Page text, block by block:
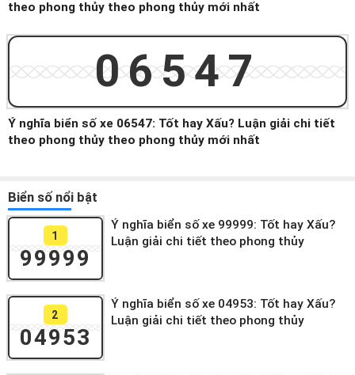
theo phong thủy theo phong thủy mới nhất
06547
Ý nghĩa biển số xe 06547: Tốt hay Xấu? Luận giải chi tiết
theo phong thủy theo phong thủy mới nhất
Biển số nổi bật
1
99999
Ý nghĩa biển số xe 99999: Tốt hay Xấu?
Luận giải chi tiết theo phong thủy
2
04953
Ý nghĩa biển số xe 04953: Tốt hay Xấu?
Luận giải chi tiết theo phong thủy